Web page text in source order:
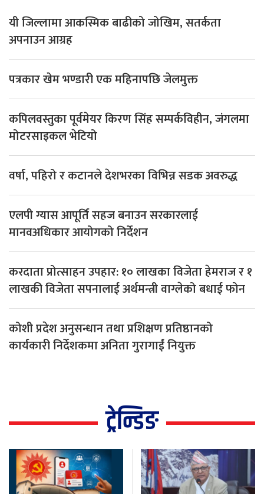
यी जिल्लामा आकस्मिक बाढीको जोखिम, सतर्कता
अपनाउन आग्रह
पत्रकार खेम भण्डारी एक महिनापछि जेलमुक्त
कपिलवस्तुका पूर्वमेयर किरण सिंह सम्पर्कविहीन, जंगलमा
मोटरसाइकल भेटियो
वर्षा, पहिरो र कटानले देशभरका विभिन्न सडक अवरुद्ध
एलपी ग्यास आपूर्ति सहज बनाउन सरकारलाई
मानवअधिकार आयोगको निर्देशन
करदाता प्रोत्साहन उपहार: १० लाखका विजेता हेमराज र १
लाखकी विजेता सपनालाई अर्थमन्त्री वाग्लेको बधाई फोन
कोशी प्रदेश अनुसन्धान तथा प्रशिक्षण प्रतिष्ठानको
कार्यकारी निर्देशकमा अनिता गुरागाईं नियुक्त
ट्रेन्डिङ